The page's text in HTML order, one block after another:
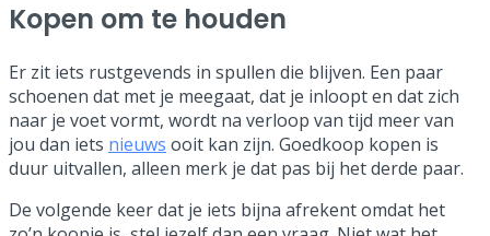
Kopen om te houden
Er zit iets rustgevends in spullen die blijven. Een paar
schoenen dat met je meegaat, dat je inloopt en dat zich
naar je voet vormt, wordt na verloop van tijd meer van
jou dan iets nieuws ooit kan zijn. Goedkoop kopen is
duur uitvallen, alleen merk je dat pas bij het derde paar.
De volgende keer dat je iets bijna afrekent omdat het